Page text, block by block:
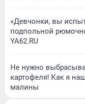
«Девчонки, вы
подпольной
YA62.RU
Не нужно
картофеля! Как я
малины